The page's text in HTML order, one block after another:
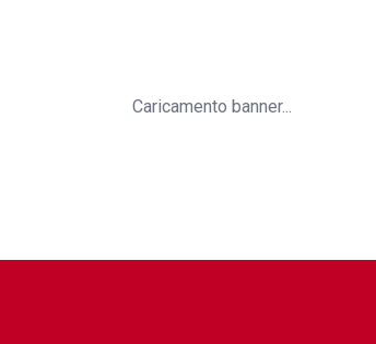
Caricamento banner...